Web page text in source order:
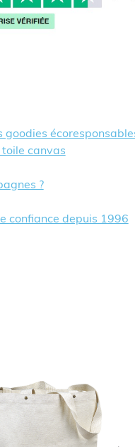
canvas
?
confiance depuis 1996